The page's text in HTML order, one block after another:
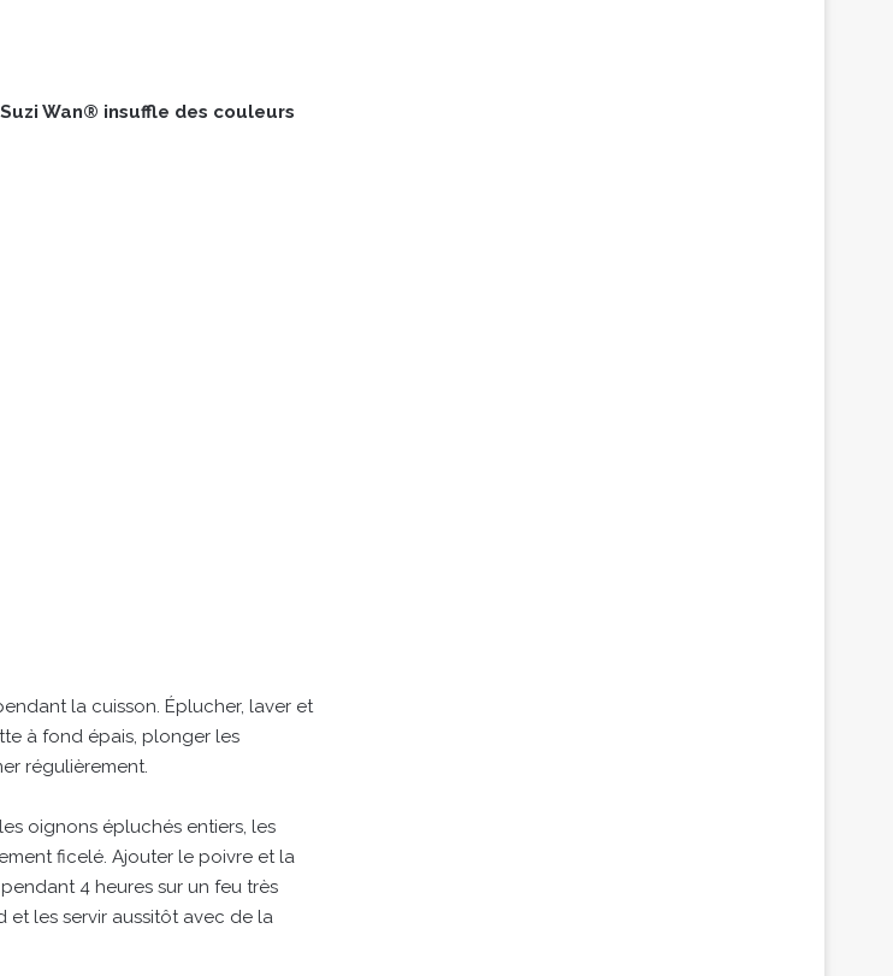
Wan® insuffle des couleurs
la cuisson. Éplucher, laver et
à fond épais, plonger les
régulièrement.
oignons épluchés entiers, les
ficelé. Ajouter le poivre et la
4 heures sur un feu très
et les servir aussitôt avec de la